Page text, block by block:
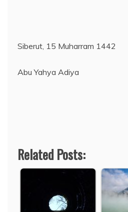
Siberut, 15 Muharram 1442
Abu Yahya Adiya
Related Posts: